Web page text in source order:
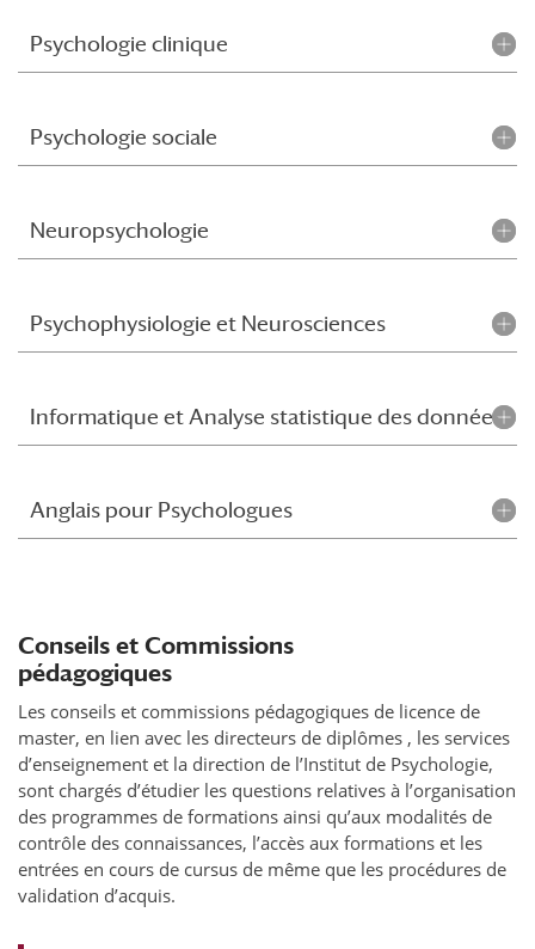
Psychologie clinique
Psychologie sociale
Neuropsychologie
Psychophysiologie et Neurosciences
Informatique et Analyse statistique des données
Anglais pour Psychologues
Conseils et Commissions
pédagogiques
Les conseils et commissions pédagogiques de licence de
master, en lien avec les directeurs de diplômes , les services
d’enseignement et la direction de l’Institut de Psychologie,
sont chargés d’étudier les questions relatives à l’organisation
des programmes de formations ainsi qu’aux modalités de
contrôle des connaissances, l’accès aux formations et les
entrées en cours de cursus de même que les procédures de
validation d’acquis.